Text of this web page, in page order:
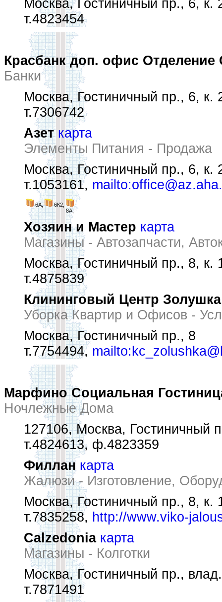
Москва, Гостиничный пр., 6, к.
т.4823454
Красбанк доп. офис Отделение
Банки
Москва, Гостиничный пр., 6, к.
т.7306742
Азет карта
Элементы Питания - Продажа
Москва, Гостиничный пр., 6, к.
т.1053161,
6А,
6К2,
8А,
Хозяин и Мастер карта
Магазины - Автозапчасти,
Москва, Гостиничный пр., 8, к.
т.4875839
Клининговый Центр Золушка
Уборка Квартир и Офисов -
Москва, Гостиничный пр., 8
т.7754494,
Марфино Социальная
Ночлежные Дома
127106, Москва, Гостиничный
т.4824613, ф.4823359
Филлан карта
Жалюзи - Изготовление,
Москва, Гостиничный пр., 8, к.
т.7835258, http://www.viko-
Calzedonia карта
Магазины - Колготки
Москва, Гостиничный пр.,
т.7871491